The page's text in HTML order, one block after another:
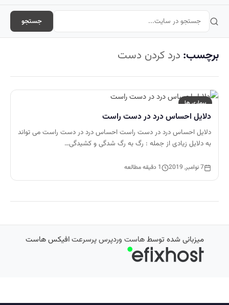
جستجو
برچسب: درد کردن دست
بیماری ها
دلایل احساس درد در دست راست
دلایل احساس درد در دست راست احساس درد در دست راست می تواند
به دلایل زیادی از جمله : رگ به رگ شدگی و کشیدگی…
7 نوامبر, 2019 1 دقیقه مطالعه
میزبانی شده توسطهاست وردپرس پرسرعتافیکس هاست